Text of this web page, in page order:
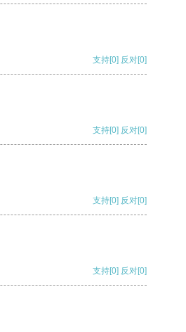
支持[0] 反对[0]
支持[0] 反对[0]
支持[0] 反对[0]
支持[0] 反对[0]